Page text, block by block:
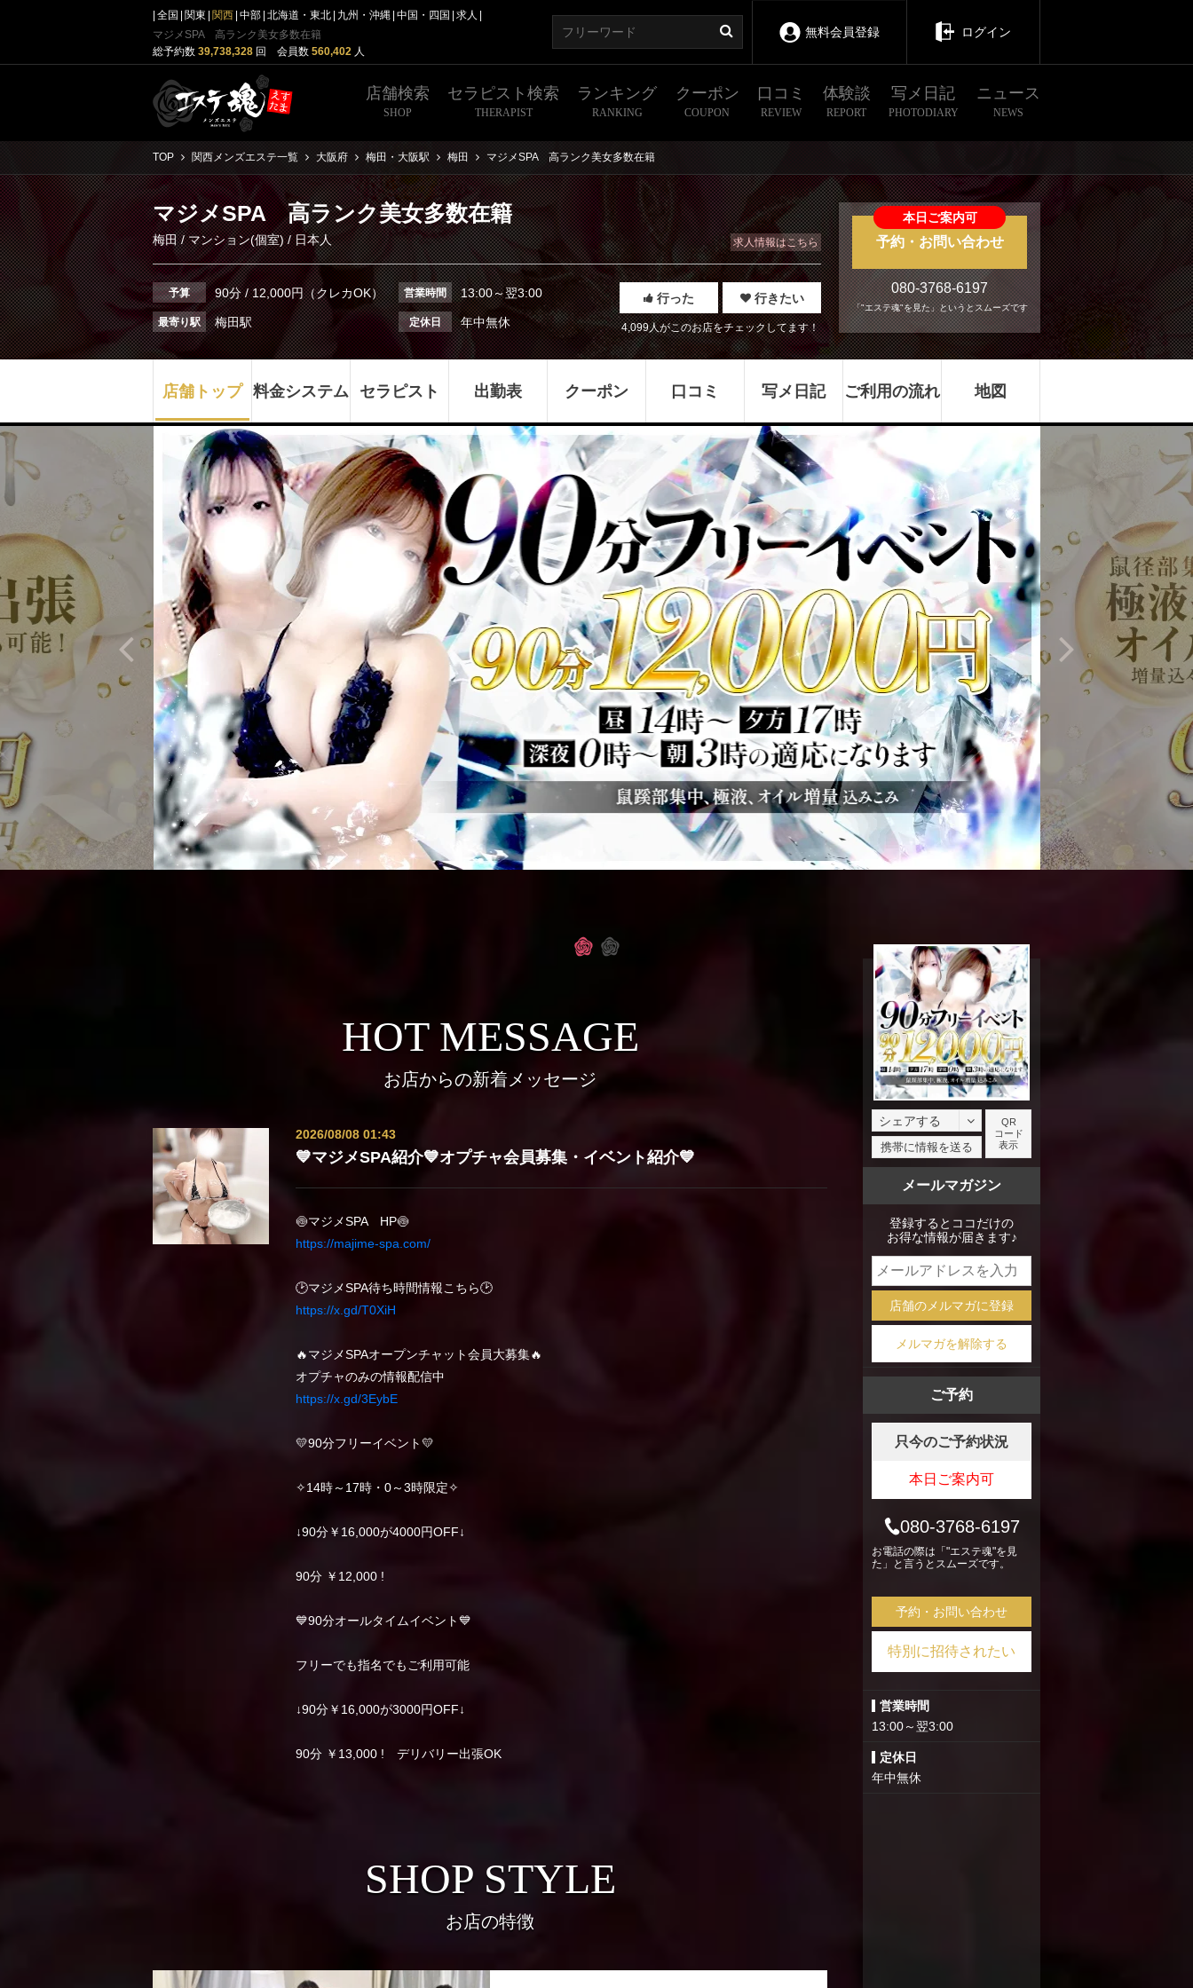
全国 関東 関西 中部 北海道・東北 九州・沖縄 中国・四国
求人
マジメSPA 高ランク美女多数在籍
総予約数 39,738,328 回 会員数 560,402 人
無料会員登録 ログイン
店舗検索
SHOP
セラピスト検索
THERAPIST
ランキング
RANKING
クーポン
COUPON
口コミ
REVIEW
体験談
REPORT
写メ日記
PHOTODIARY
ニュース
NEWS
TOP 関西メンズエステ一覧 大阪府 梅田・大阪駅 梅田 マジメSPA 高ランク美女多数在籍
マジメSPA 高ランク美女多数在籍
梅田/マンション(個室)/ 日本人
予算 90分 / 12,000円（クレカOK） 営業時間 13:00～翌3:00
最寄り駅 梅田駅 定休日 年中無休
行った 行きたい
4,099人がこのお店をチェックしてます！
求人情報はこちら
本日ご案内可
予約・お問い合わせ
080-3768-6197
「"エステ魂"を見た」というとスムーズです
店舗トップ 料金システム セラピスト 出勤表 クーポン 口コミ 写メ日記 ご利用の流れ 地図
HOT MESSAGE
お店からの新着メッセージ
2026/08/08 01:43
💙マジメSPA紹介💙オプチャ会員募集・イベント紹介💙
🍥マジメSPA HP🍥
https://majime-spa.com/
🕑マジメSPA待ち時間情報こちら🕑
https://x.gd/T0XiH
🔥マジメSPAオープンチャット会員大募集🔥
オプチャのみの情報配信中
https://x.gd/3EybE
💛90分フリーイベント💛
✧14時～17時・0～3時限定✧
↓90分￥16,000が4000円OFF↓
90分 ￥12,000 !
💙90分オールタイムイベント💙
フリーでも指名でもご利用可能
↓90分￥16,000が3000円OFF↓
90分 ￥13,000 ! デリバリー出張OK
SHOP STYLE
お店の特徴
シェアする
facebook
携帯に情報を送る
QR
コード
表示
メールマガジン
登録するとココだけの
お得な情報が届きます♪
店舗のメルマガに登録
メルマガを解除する
ご予約
只今のご予約状況
本日ご案内可
080-3768-6197
お電話の際は「"エステ魂"を見
た」と言うとスムーズです。
予約・お問い合わせ
特別に招待されたい
営業時間
13:00～翌3:00
定休日
年中無休